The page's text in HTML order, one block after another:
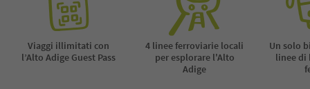
Viaggi illimitati con
l’Alto Adige Guest Pass
4 linee ferroviarie locali
per esplorare l'Alto
Adige
Un solo
linee di